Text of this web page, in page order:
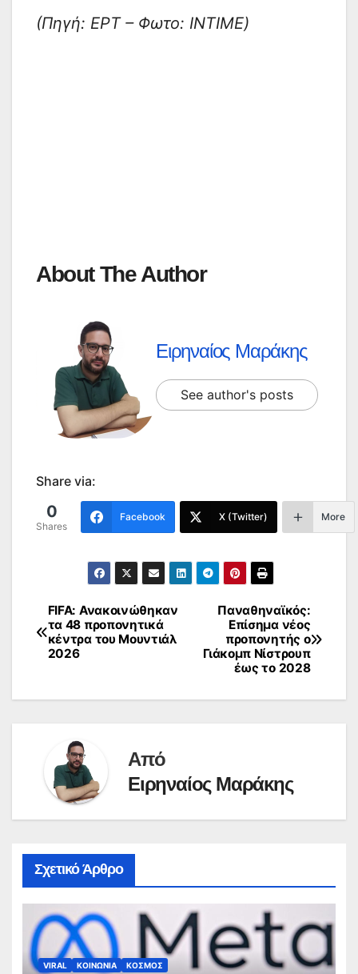
(Πηγή: ΕΡΤ – Φωτο: INTIME)
About The Author
Ειρηναίος Μαράκης
See author's posts
Share via:
0
Shares
Facebook X (Twitter) More
Πλοήγηση
άρθρων
Παναθηναϊκός:
Επίσημα νέος
προπονητής ο
Γιάκομπ Νίστρουπ
έως το 2028
FIFA: Ανακοινώθηκαν
τα 48 προπονητικά
κέντρα του Μουντιάλ
2026
Από
Ειρηναίος Μαράκης
Σχετικό Άρθρο
VIRAL ΚΟΙΝΩΝΙΑ ΚΟΣΜΟΣ